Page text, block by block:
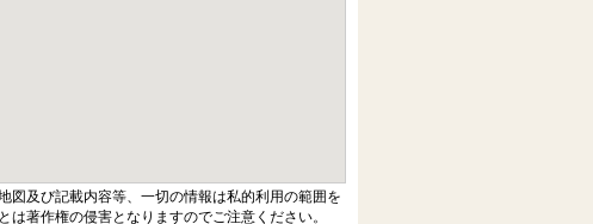
図及び記載内容等、一切の情報は私的利用の範囲を
著作権の侵害となりますのでご注意ください。